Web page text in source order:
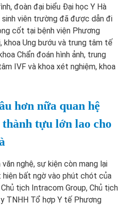
đoàn đại biểu Đại học Y Hà
sinh viên trường đã được dẫn đi
cốt tại bệnh viện Phương
khoa Ung bướu và trung tâm tế
Chẩn đoán hình ảnh, trung
IVF và khoa xét nghiệm, khoa
hơn nữa quan hệ
tựu lớn lao cho
nghệ, sự kiện còn mang lại
bất ngờ vào phút chót của
tịch Intracom Group, Chủ tịch
TNHH Tổ hợp Y tế Phương